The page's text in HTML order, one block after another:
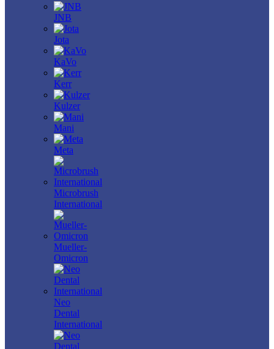
JNB
Jota
KaVo
Kerr
Kulzer
Mani
Meta
Microbrush
International
Mueller-
Omicron
Neo
Dental
International